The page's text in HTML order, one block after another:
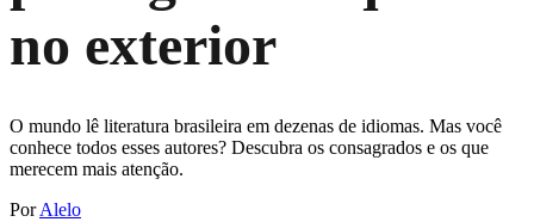
no exterior
O mundo lê literatura brasileira em dezenas de idiomas. Mas você
conhece todos esses autores? Descubra os consagrados e os que
merecem mais atenção.
PorAlelo